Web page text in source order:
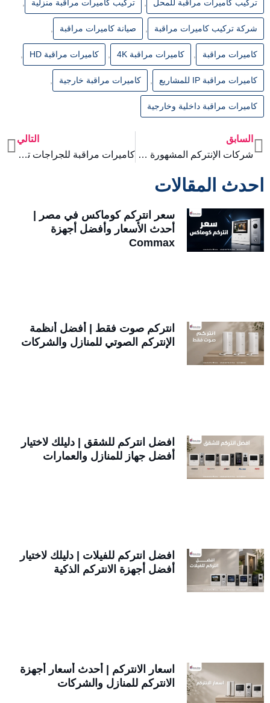
تركيب كاميرات مراقبة للمحل تركيب كاميرات مراقبة منزلية
شركة تركيب كاميرات مراقبة صيانة كاميرات مراقبة
كاميرات مراقبة كاميرات مراقبة 4K كاميرات مراقبة HD
كاميرات مراقبة IP للمشاريع كاميرات مراقبة خارجية
كاميرات مراقبة داخلية وخارجية
Prev
السابق
شركات الإنتركم المشهورة في مصر كوماكس هيك فيجن أوتا
التالي
كاميرات مراقبة للجراجات تساعد على منع السرقات
احدث المقالات
سعر انتركم كوماكس في مصر |
أحدث الأسعار وأفضل أجهزة
Commax
انتركم صوت فقط | أفضل أنظمة
الإنتركم الصوتي للمنازل والشركات
افضل انتركم للشقق | دليلك لاختيار
أفضل جهاز للمنازل والعمارات
افضل انتركم للفيلات | دليلك لاختيار
أفضل أجهزة الانتركم الذكية
اسعار الانتركم | أحدث أسعار أجهزة
الانتركم للمنازل والشركات